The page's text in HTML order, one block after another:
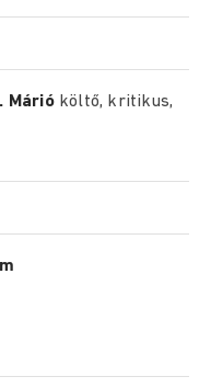
Márióköltő, kritikus,